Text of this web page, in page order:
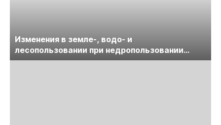
Изменения в земле-, водо- и
лесопользовании при недропользовании
обсудят на семинаре «ПравоТЭК»